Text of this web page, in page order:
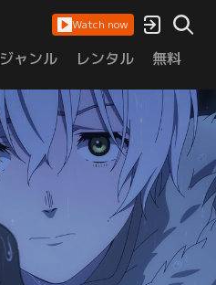
Watch now
ジャンル レンタル 無料